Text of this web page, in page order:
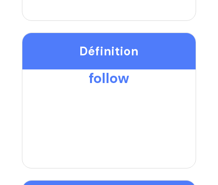
Définition
follow